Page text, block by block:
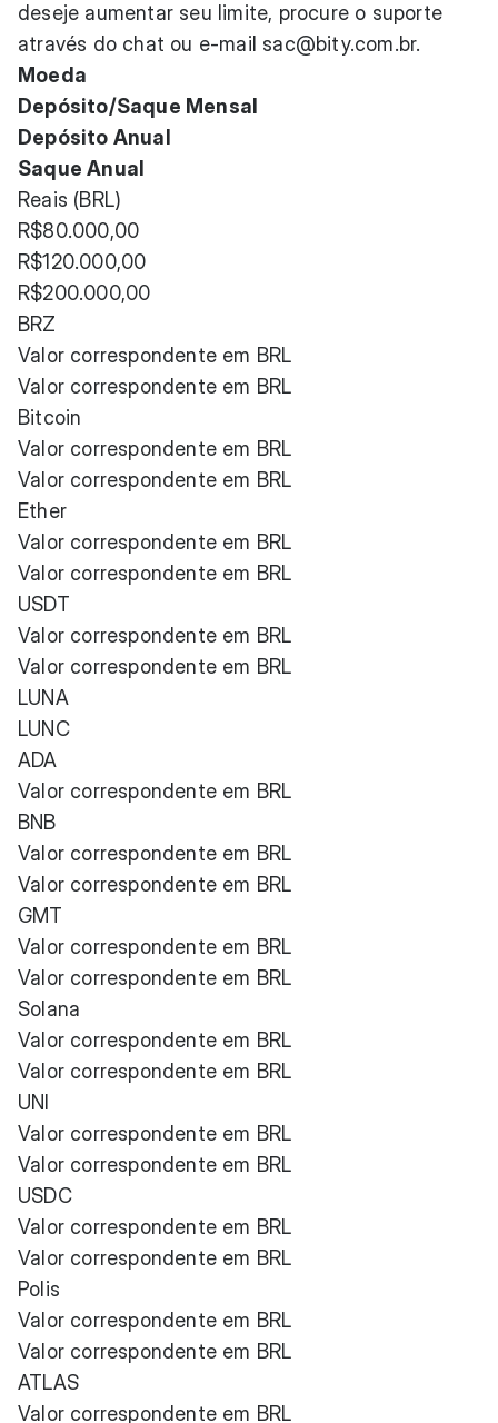
deseje aumentar seu limite, procure o suporte
através do chat ou e-mail sac@bity.com.br.
Moeda
Depósito/Saque Mensal
Depósito Anual
Saque Anual
Reais (BRL)
R$80.000,00
R$120.000,00
R$200.000,00
BRZ
Valor correspondente em BRL
Valor correspondente em BRL
Bitcoin
Valor correspondente em BRL
Valor correspondente em BRL
Ether
Valor correspondente em BRL
Valor correspondente em BRL
USDT
Valor correspondente em BRL
Valor correspondente em BRL
LUNA
LUNC
ADA
Valor correspondente em BRL
BNB
Valor correspondente em BRL
Valor correspondente em BRL
GMT
Valor correspondente em BRL
Valor correspondente em BRL
Solana
Valor correspondente em BRL
Valor correspondente em BRL
UNI
Valor correspondente em BRL
Valor correspondente em BRL
USDC
Valor correspondente em BRL
Valor correspondente em BRL
Polis
Valor correspondente em BRL
Valor correspondente em BRL
ATLAS
Valor correspondente em BRL